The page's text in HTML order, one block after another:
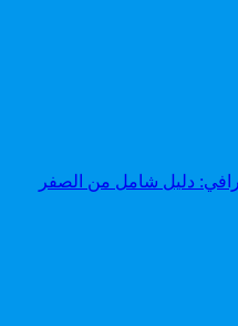
دليل شامل من الصفر